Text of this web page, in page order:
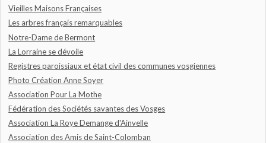
Vieilles Maisons Françaises
Les arbres français remarquables
Notre-Dame de Bermont
La Lorraine se dévoile
Registres paroissiaux et état civil des communes vosgiennes
Photo Création Anne Soyer
Association Pour La Mothe
Fédération des Sociétés savantes des Vosges
Association La Roye Demange d'Ainvelle
Association des Amis de Saint-Colomban